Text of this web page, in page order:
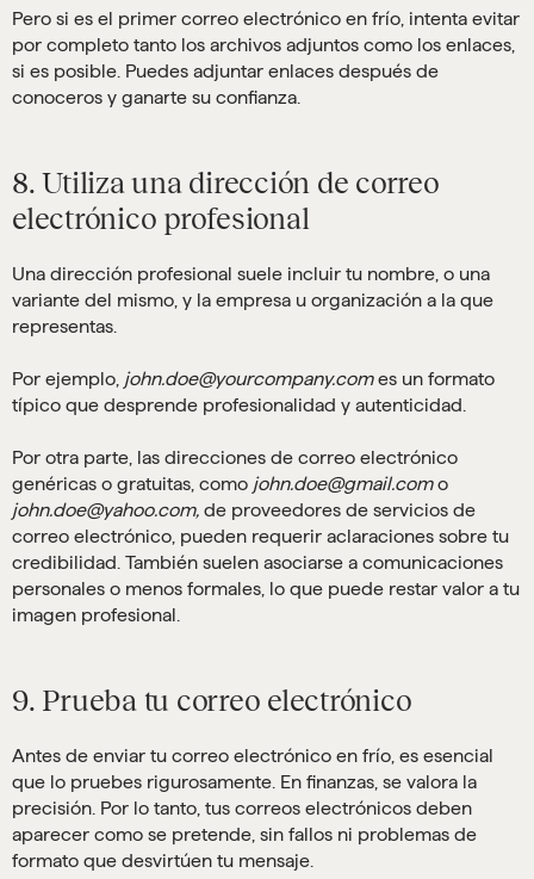
Pero si es el primer correo electrónico en frío, intenta evitar
por completo tanto los archivos adjuntos como los enlaces,
si es posible. Puedes adjuntar enlaces después de
conoceros y ganarte su confianza.
8. Utiliza una dirección de correo
electrónico profesional
Una dirección profesional suele incluir tu nombre, o una
variante del mismo, y la empresa u organización a la que
representas.
Por ejemplo, john.doe@yourcompany.comes un formato
típico que desprende profesionalidad y autenticidad.
Por otra parte, las direcciones de correo electrónico
genéricas o gratuitas, como john.doe@gmail.como
john.doe@yahoo.com, de proveedores de servicios de
correo electrónico, pueden requerir aclaraciones sobre tu
credibilidad. También suelen asociarse a comunicaciones
personales o menos formales, lo que puede restar valor a tu
imagen profesional.
9. Prueba tu correo electrónico
Antes de enviar tu correo electrónico en frío, es esencial
que lo pruebes rigurosamente. En finanzas, se valora la
precisión. Por lo tanto, tus correos electrónicos deben
aparecer como se pretende, sin fallos ni problemas de
formato que desvirtúen tu mensaje.